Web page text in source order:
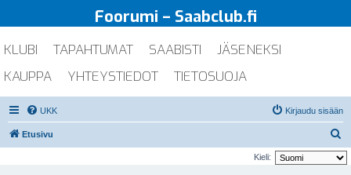
Foorumi – Saabclub.fi
KLUBI TAPAHTUMAT SAABISTI
JÄSENEKSI
KAUPPA
YHTEYSTIEDOT TIETOSUOJA
UKK Kirjaudu sisään
Etusivu
t
Kieli: